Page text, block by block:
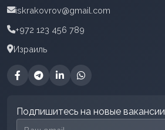
iskrakovrov@gmail.com
+972 123 456 789
Израиль
Подпишитесь на новые вакансии
Email для подписки